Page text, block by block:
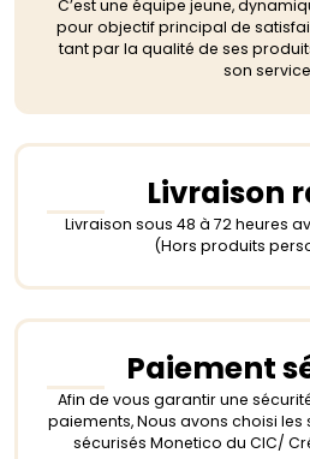
C’est une équipe jeune,
pour objectif principal de
tant par la qualité de ses
son
Livraison
Livraison sous 48 à 72 heures
(Hors produits
Paiement
Afin de vous garantir une
paiements, Nous avons choisi
sécurisés Monetico du CIC/